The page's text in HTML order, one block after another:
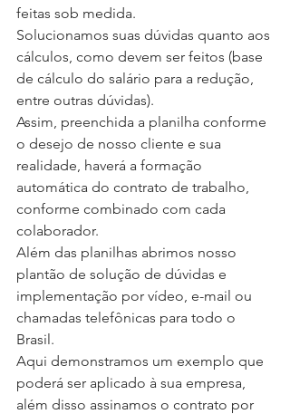
feitas sob medida.
Solucionamos suas dúvidas quanto aos
cálculos, como devem ser feitos (base
de cálculo do salário para a redução,
entre outras dúvidas).
Assim, preenchida a planilha conforme
o desejo de nosso cliente e sua
realidade, haverá a formação
automática do contrato de trabalho,
conforme combinado com cada
colaborador.
Além das planilhas abrimos nosso
plantão de solução de dúvidas e
implementação por vídeo, e-mail ou
chamadas telefônicas para todo o
Brasil.
Aqui demonstramos um exemplo que
poderá ser aplicado à sua empresa,
além disso assinamos o contrato por